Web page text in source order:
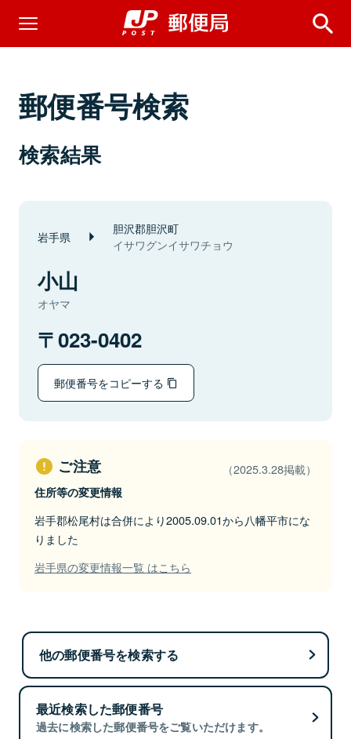
郵便番号検索
検索結果
岩手県 胆沢郡胆沢町
イサワグンイサワチョウ
小山
オヤマ
023-0402
郵便番号をコピーする
ご注意 （2025.3.28掲載）
住所等の変更情報
岩手郡松尾村は合併により2005.09.01から八幡平市にな
りました
岩手県の変更情報一覧 はこちら
他の郵便番号を検索する
最近検索した郵便番号
過去に検索した郵便番号をご覧いただけます。